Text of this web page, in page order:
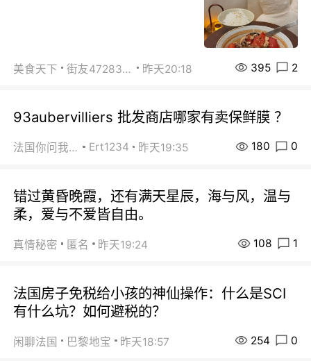
美食天下 街友472838572 昨天20:18 395 2
93aubervilliers 批发商店哪家有卖保鲜膜 ？
法国你问我答 Ert1234 昨天19:35 180 0
错过黄昏晚霞，还有满天星辰，海与风，温与
柔，爱与不爱皆自由。
真情秘密 匿名 昨天19:24 108 1
法国房子免税给小孩的神仙操作：什么是SCI
有什么坑？如何避税的？
闲聊法国 巴黎地宝 昨天18:57 254 0